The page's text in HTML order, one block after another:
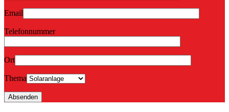
Email
Telefonnummer
Ort
Thema